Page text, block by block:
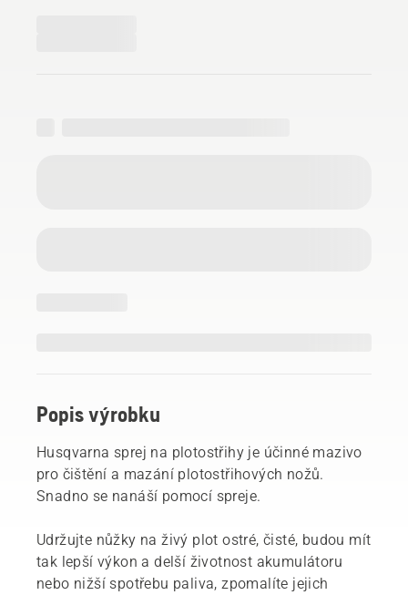
Popis výrobku
Husqvarna sprej na plotostřihy je účinné mazivo
pro čištění a mazání plotostřihových nožů.
Snadno se nanáší pomocí spreje.
Udržujte nůžky na živý plot ostré, čisté, budou mít
tak lepší výkon a delší životnost akumulátoru
nebo nižší spotřebu paliva, zpomalíte jejich